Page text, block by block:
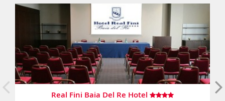
Real Fini Baia Del Re Hotel